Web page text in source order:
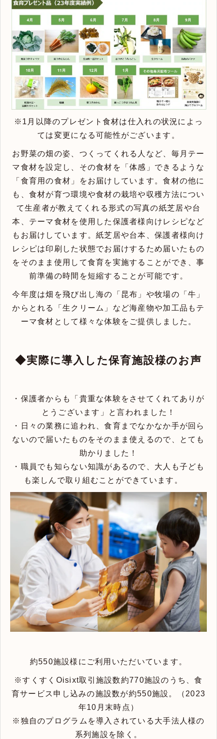
※1月以降のプレゼント食材は仕入れの状況によっ
ては変更になる可能性がございます。
お野菜の畑の姿、つくってくれる人など、毎月テー
マ食材を設定し、その食材を「体感」できるような
「食育用の食材」をお届けしています。食材の他に
も、食材が育つ環境や食材の栽培や収穫方法につい
て生産者が教えてくれる形式の写真の紙芝居や台
本、テーマ食材を使用した保護者様向けレシピなど
もお届けしています。紙芝居や台本、保護者様向け
レシピは印刷した状態でお届けするため届いたもの
をそのまま使用して食育を実施することができ、事
前準備の時間を短縮することが可能です。
今年度は畑を飛び出し海の「昆布」や牧場の「牛」
からとれる「生クリーム」など海産物や加工品もテ
ーマ食材として様々な体験をご提供しました。
◆実際に導入した保育施設様のお声
・保護者からも「貴重な体験をさせてくれてありが
とうございます」と言われました！
・日々の業務に追われ、食育までなかなか手が回ら
ないので届いたものをそのまま使えるので、とても
助かりました！
・職員でも知らない知識があるので、大人も子ども
も楽しんで取り組むことができています。
約550施設様にご利用いただいています。
※すくすくOisixt取引施設数約770施設のうち、食
育サービス申し込みの施設数が約550施設。（2023
年10月末時点）
※独自のプログラムを導入されている大手法人様の
系列施設を除く。